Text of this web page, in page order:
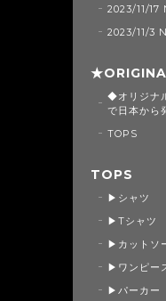
2023/11/17
2023/11/3
◆オリジナ
で日本から
TOPS
TOPS
▶シャツ
▶Tシャツ
▶カットソ
▶ワンピー
▶パーカー